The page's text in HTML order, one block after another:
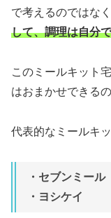
で考えるのではなく
して、調理は自分
このミールキット
はおまかせできる
代表的なミールキ
・セブンミール
・ヨシケイ